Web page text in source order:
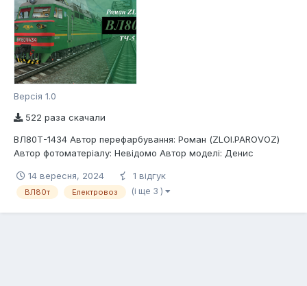
Версія 1.0
522 раза скачали
ВЛ80Т-1434 Автор перефарбування: Роман (ZLOI.PAROVOZ)
Автор фотоматеріалу: Невідомо Автор моделі: Денис
Опис: Електровоз змінного струму Української залізниці
ВЛ80Т-1434
14 вересня, 2024 1 відгук
ВЛ80т Електровоз (і ще 3 )